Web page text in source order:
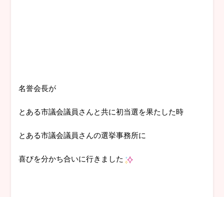
名誉会長が
とある市議会議員さんと共に初当選を果たした時
とある市議会議員さんの選挙事務所に
喜びを分かち合いに行きました